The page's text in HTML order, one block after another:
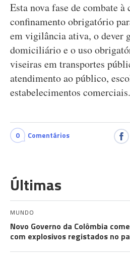
Esta nova fase de combate
confinamento obrigatório
em vigilância ativa, o dever
domiciliário e o uso
viseiras em transportes
atendimento ao público,
estabelecimentos comerciais.
0 Comentários
Últimas
MUNDO
Novo Governo da Colômbia
com explosivos registados no